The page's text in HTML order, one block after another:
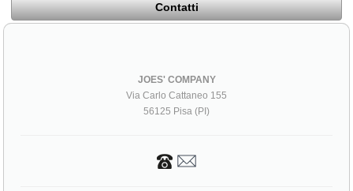
Contatti
JOES' COMPANY
Via Carlo Cattaneo 155
56125 Pisa (PI)